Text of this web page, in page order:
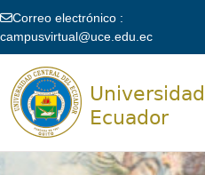
Correo electrónico :
campusvirtual@uce.edu.ec